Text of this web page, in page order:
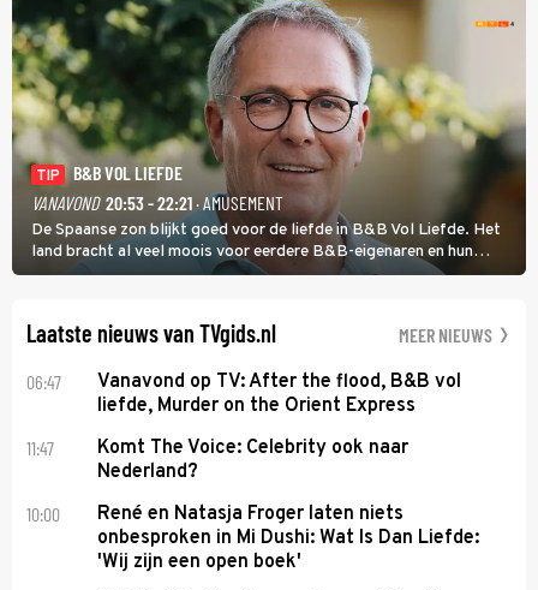
TIP
B&B VOL LIEFDE
VANAVOND 20:53 - 22:21· AMUSEMENT
De Spaanse zon blijkt goed voor de liefde in B&B Vol Liefde. Het
land bracht al veel moois voor eerdere B&B-eigenaren en hun
partners. Ook Paul runt zijn gastenverblijf in Spanje. De 62-jarige
Laatste nieuws van TVgids.nl MEER NIEUWS
06:47
Vanavond op TV: After the flood, B&B vol
liefde, Murder on the Orient Express
11:47
Komt The Voice: Celebrity ook naar
Nederland?
10:00
René en Natasja Froger laten niets
onbesproken in Mi Dushi: Wat Is Dan Liefde:
'Wij zijn een open boek'